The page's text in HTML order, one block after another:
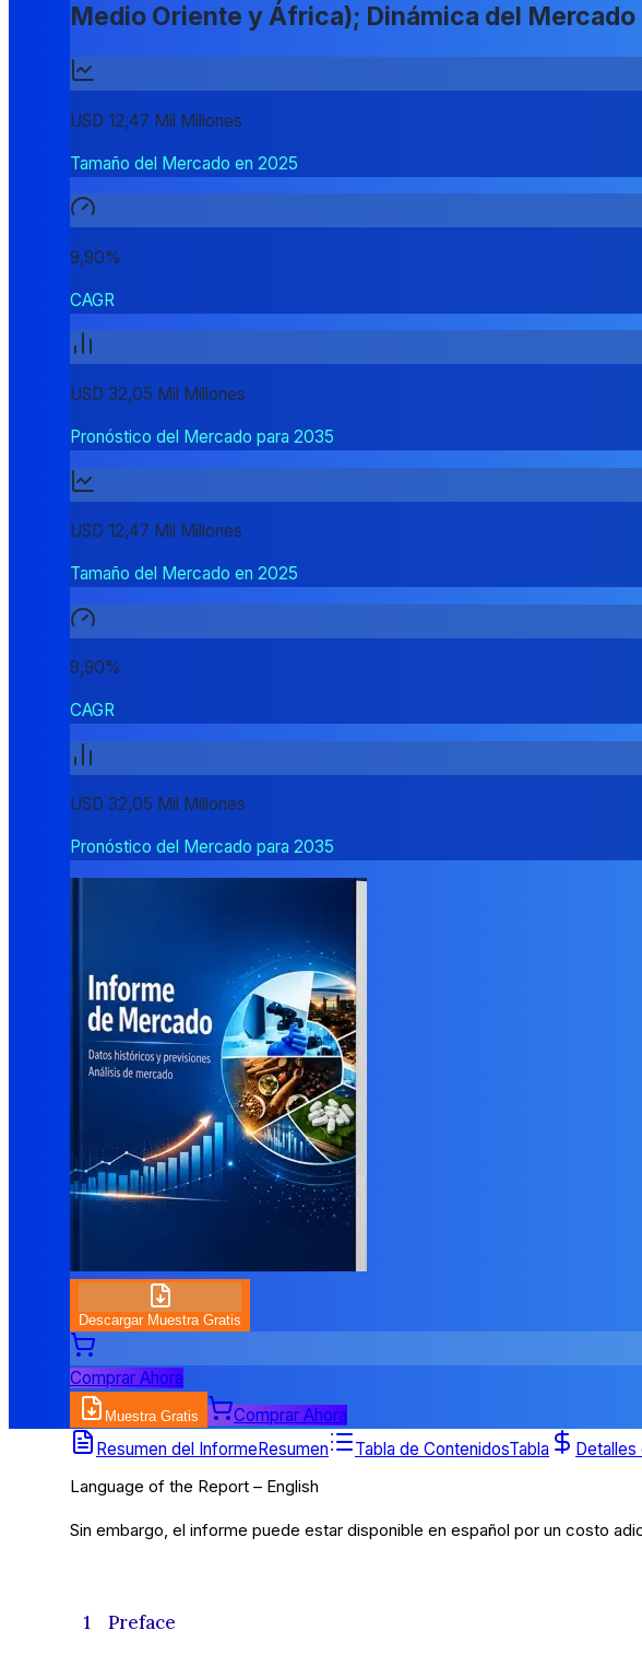
Medio Oriente y África); Dinámica del
USD 12,47 Mil Millones
Tamaño del Mercado en 2025
9,90%
CAGR
USD 32,05 Mil Millones
Pronóstico del Mercado para 2035
USD 12,47 Mil Millones
Tamaño del Mercado en 2025
9,90%
CAGR
USD 32,05 Mil Millones
Pronóstico del Mercado para 2035
Descargar Muestra Gratis
Comprar Ahora
Muestra Gratis Comprar Ahora
Tabla de Contenidos
Resumen del InformeResumen Tabla de ContenidosTabla Detalles
Language of the Report – English
Sin embargo, el informe puede estar disponible en español por un costo
1 Preface